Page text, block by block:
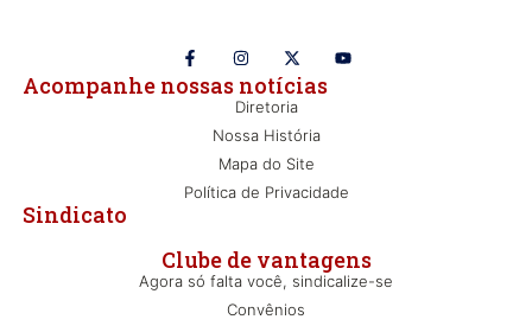
Clube de vantagens
Agora só falta você, sindicalize-se
Convênios
Sindicato
Diretoria
Nossa História
Mapa do Site
Política de Privacidade
Acompanhe nossas notícias